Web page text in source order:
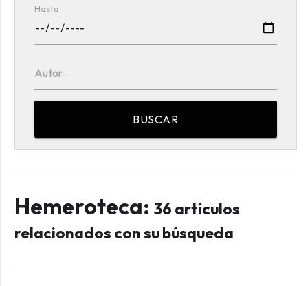
Hasta
Autor
BUSCAR
Hemeroteca: 36 artículos
relacionados con su búsqueda